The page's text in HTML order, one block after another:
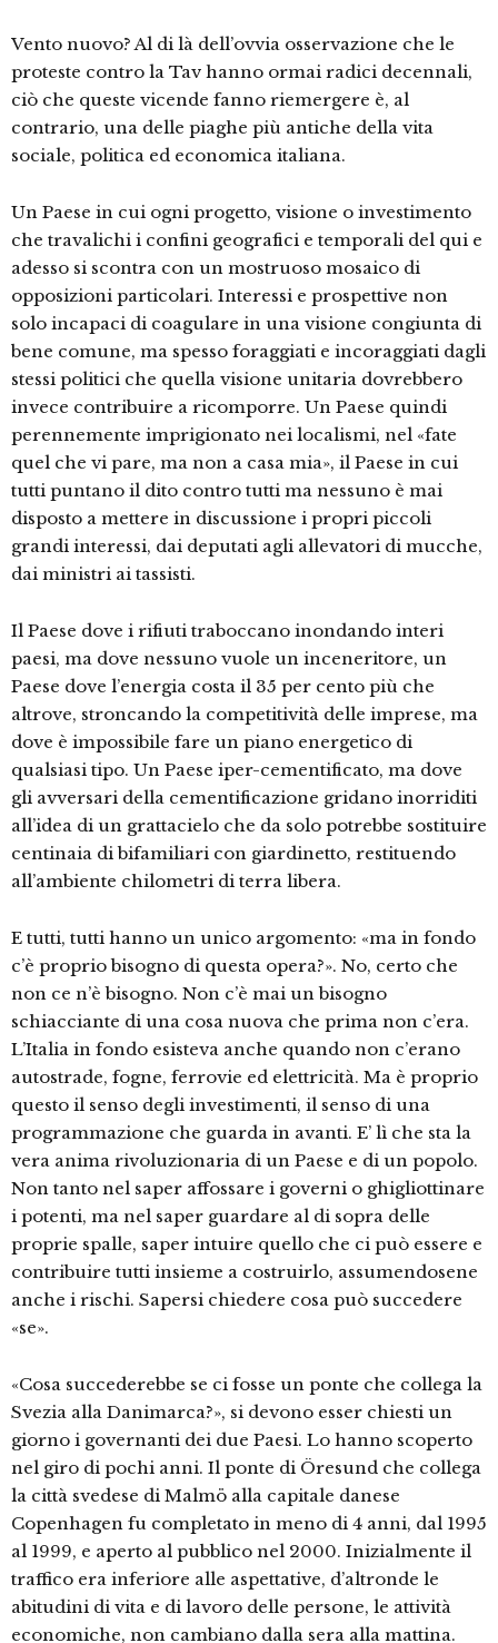
Vento nuovo? Al di là dell’ovvia osservazione che le
proteste contro la Tav hanno ormai radici decennali,
ciò che queste vicende fanno riemergere è, al
contrario, una delle piaghe più antiche della vita
sociale, politica ed economica italiana.
Un Paese in cui ogni progetto, visione o investimento
che travalichi i confini geografici e temporali del qui e
adesso si scontra con un mostruoso mosaico di
opposizioni particolari. Interessi e prospettive non
solo incapaci di coagulare in una visione congiunta di
bene comune, ma spesso foraggiati e incoraggiati dagli
stessi politici che quella visione unitaria dovrebbero
invece contribuire a ricomporre. Un Paese quindi
perennemente imprigionato nei localismi, nel «fate
quel che vi pare, ma non a casa mia», il Paese in cui
tutti puntano il dito contro tutti ma nessuno è mai
disposto a mettere in discussione i propri piccoli
grandi interessi, dai deputati agli allevatori di mucche,
dai ministri ai tassisti.
Il Paese dove i rifiuti traboccano inondando interi
paesi, ma dove nessuno vuole un inceneritore, un
Paese dove l’energia costa il 35 per cento più che
altrove, stroncando la competitività delle imprese, ma
dove è impossibile fare un piano energetico di
qualsiasi tipo. Un Paese iper-cementificato, ma dove
gli avversari della cementificazione gridano inorriditi
all’idea di un grattacielo che da solo potrebbe sostituire
centinaia di bifamiliari con giardinetto, restituendo
all’ambiente chilometri di terra libera.
E tutti, tutti hanno un unico argomento: «ma in fondo
c’è proprio bisogno di questa opera?». No, certo che
non ce n’è bisogno. Non c’è mai un bisogno
schiacciante di una cosa nuova che prima non c’era.
L’Italia in fondo esisteva anche quando non c’erano
autostrade, fogne, ferrovie ed elettricità. Ma è proprio
questo il senso degli investimenti, il senso di una
programmazione che guarda in avanti. E’ lì che sta la
vera anima rivoluzionaria di un Paese e di un popolo.
Non tanto nel saper affossare i governi o ghigliottinare
i potenti, ma nel saper guardare al di sopra delle
proprie spalle, saper intuire quello che ci può essere e
contribuire tutti insieme a costruirlo, assumendosene
anche i rischi. Sapersi chiedere cosa può succedere
«se».
«Cosa succederebbe se ci fosse un ponte che collega la
Svezia alla Danimarca?», si devono esser chiesti un
giorno i governanti dei due Paesi. Lo hanno scoperto
nel giro di pochi anni. Il ponte di Öresund che collega
la città svedese di Malmö alla capitale danese
Copenhagen fu completato in meno di 4 anni, dal 1995
al 1999, e aperto al pubblico nel 2000. Inizialmente il
traffico era inferiore alle aspettative, d’altronde le
abitudini di vita e di lavoro delle persone, le attività
economiche, non cambiano dalla sera alla mattina.